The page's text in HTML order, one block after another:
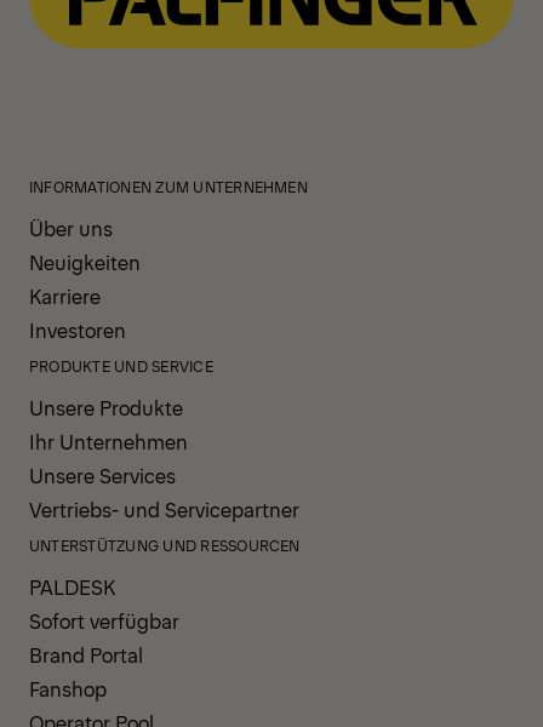
INFORMATIONEN ZUM UNTERNEHMEN
Über uns
Neuigkeiten
Karriere
Investoren
PRODUKTE UND SERVICE
Unsere Produkte
Ihr Unternehmen
Unsere Services
Vertriebs- und Servicepartner
UNTERSTÜTZUNG UND RESSOURCEN
PALDESK
Sofort verfügbar
Brand Portal
Fanshop